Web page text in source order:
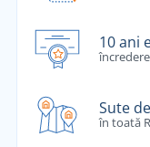
10 ani
Sute
în toată